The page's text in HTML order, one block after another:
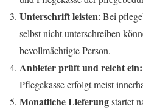
Unterschrift leisten: Bei
selbst nicht unterschreiben
bevollmächtigte Person.
Anbieter prüft und reicht ein:
Pflegekasse erfolgt meist
Monatliche Lieferungstartet